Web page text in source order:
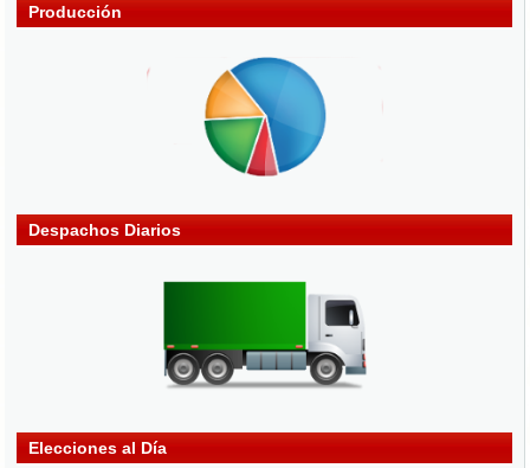
Producción
Despachos Diarios
Elecciones al Día